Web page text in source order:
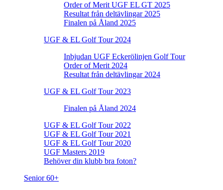
Order of Merit UGF EL GT 2025
Resultat från deltävlingar 2025
Finalen på Åland 2025
UGF & EL Golf Tour 2024
Inbjudan UGF Eckerölinjen Golf Tour
Order of Merit 2024
Resultat från deltävlingar 2024
UGF & EL Golf Tour 2023
Finalen på Åland 2024
UGF & EL Golf Tour 2022
UGF & EL Golf Tour 2021
UGF & EL Golf Tour 2020
UGF Masters 2019
Behöver din klubb bra foton?
Senior 60+